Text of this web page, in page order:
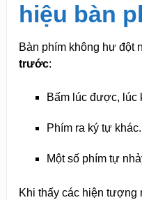
hiệu bàn
Bàn phím không hư đột
trước:
Bấm lúc được, lúc
Phím ra ký tự khác.
Một số phím tự
Khi thấy các hiện tượng